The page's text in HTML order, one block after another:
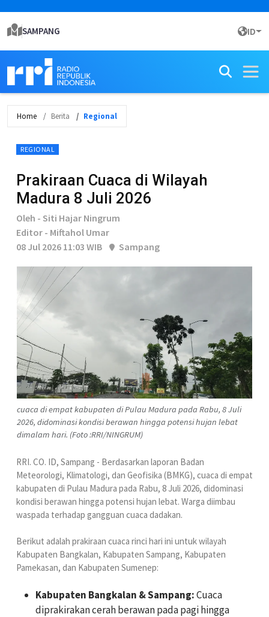
SAMPANG ID
Home Berita Regional
REGIONAL
Prakiraan Cuaca di Wilayah
Madura 8 Juli 2026
Oleh - Siti Hajar Ningrum
Editor - Miftahol Umar
08 Jul 2026 11:03 WIB
Sampang
cuaca di empat kabupaten di Pulau Madura pada Rabu, 8 Juli
2026, didominasi kondisi berawan hingga potensi hujan lebat
dimalam hari. (Foto :RRI/NINGRUM)
RRI. CO. ID, Sampang - Berdasarkan laporan Badan
Meteorologi, Klimatologi, dan Geofisika (BMKG), cuaca di empat
kabupaten di Pulau Madura pada Rabu, 8 Juli 2026, didominasi
kondisi berawan hingga potensi hujan lebat. Warga diimbau
waspada terhadap gangguan cuaca dadakan.
Berikut adalah prakiraan cuaca rinci hari ini untuk wilayah
Kabupaten Bangkalan, Kabupaten Sampang, Kabupaten
Pamekasan, dan Kabupaten Sumenep:
Kabupaten Bangkalan & Sampang:Cuaca
diprakirakan cerah berawan pada pagi hingga